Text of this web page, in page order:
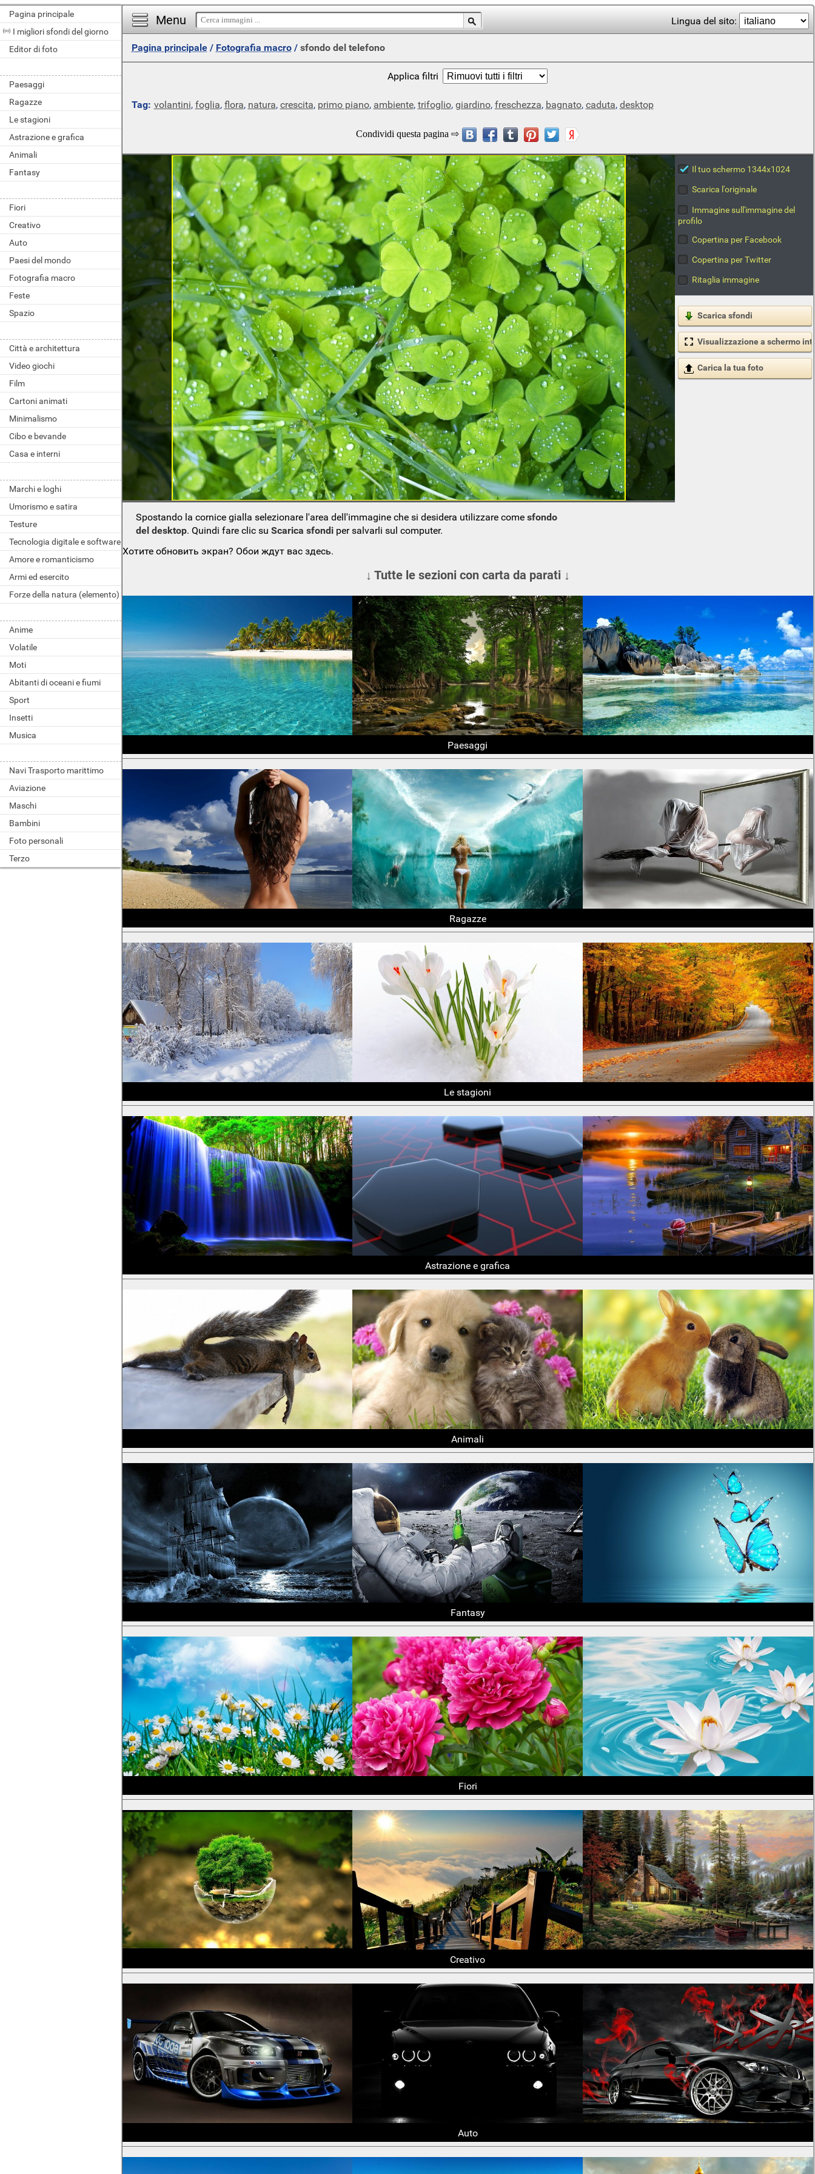
Pagina principale
I migliori sfondi del giorno
Editor di foto
Paesaggi
Ragazze
Le stagioni
Astrazione e grafica
Animali
Fantasy
Fiori
Creativo
Auto
Paesi del mondo
Fotografia macro
Feste
Spazio
Città e architettura
Video giochi
Film
Cartoni animati
Minimalismo
Cibo e bevande
Casa e interni
Marchi e loghi
Umorismo e satira
Testure
Tecnologia digitale e software
Amore e romanticismo
Armi ed esercito
Forze della natura (elemento)
Anime
Volatile
Moti
Abitanti di oceani e fiumi
Sport
Insetti
Musica
Navi Trasporto marittimo
Aviazione
Maschi
Bambini
Foto personali
Terzo
Menu Lingua del sito:
Pagina principale/ Fotografia macro/ sfondo del telefono
Applica filtri
Tag: volantini, foglia, flora, natura, crescita, primo piano, ambiente, trifoglio, giardino, freschezza, bagnato, caduta, desktop
Il tuo schermo 1344x1024
Scarica l'originale
Immagine sull'immagine del
profilo
Copertina per Facebook
Copertina per Twitter
Ritaglia immagine
Scarica sfondi
Visualizzazione a schermo
Carica la tua foto
Spostando la cornice gialla selezionare l'area dell'immagine che si desidera utilizzare comesfondo
del desktop. Quindi fare clic suScarica sfondi per salvarli sul computer.
Хотите обновить экран? Обои ждут вас здесь.
↓ Tutte le sezioni con carta da parati ↓
Paesaggi
Ragazze
Le stagioni
Astrazione e grafica
Animali
Fantasy
Fiori
Creativo
Auto